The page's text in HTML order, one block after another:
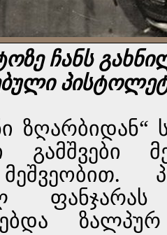
ჩანს
გამშვები